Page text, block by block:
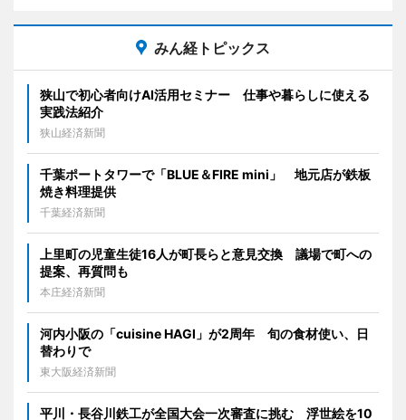
みん経トピックス
狭山で初心者向けAI活用セミナー 仕事や暮らしに使える
実践法紹介
狭山経済新聞
千葉ポートタワーで「BLUE＆FIRE mini」 地元店が鉄板
焼き料理提供
千葉経済新聞
上里町の児童生徒16人が町長らと意見交換 議場で町への
提案、再質問も
本庄経済新聞
河内小阪の「cuisine HAGI」が2周年 旬の食材使い、日
替わりで
東大阪経済新聞
平川・長谷川鉄工が全国大会一次審査に挑む 浮世絵を10